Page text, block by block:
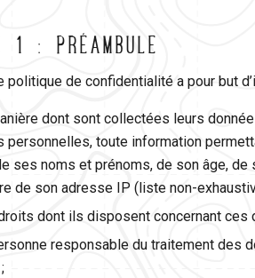
1 : PRÉAMBULE
politique de confidentialité a pour but
dont sont collectées leurs
personnelles, toute information
ses noms et prénoms, de son âge,
de son adresse IP (liste non-
dont ils disposent concernant ces
responsable du traitement des